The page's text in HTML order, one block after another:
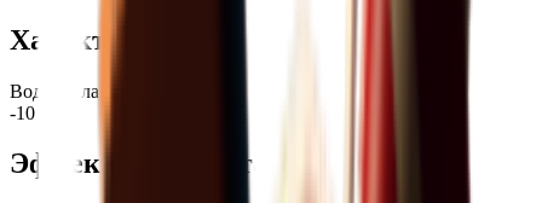
Характеристики
Водн. баланс
-10
Эффекты предмета